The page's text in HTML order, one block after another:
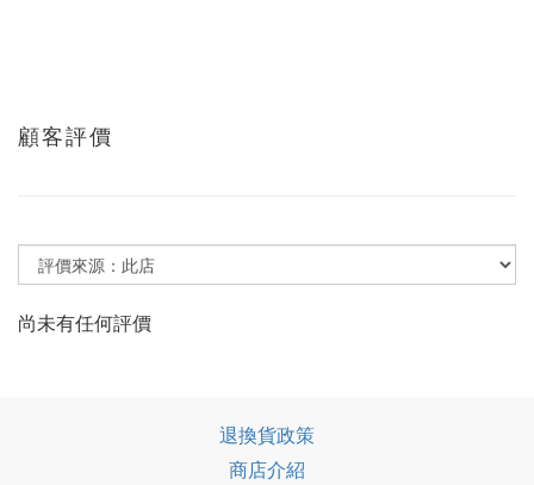
顧客評價
尚未有任何評價
退換貨政策
商店介紹